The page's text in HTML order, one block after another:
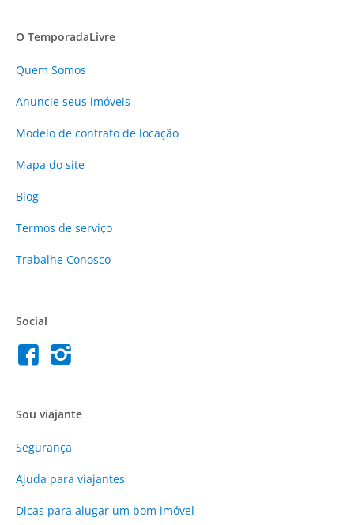
O TemporadaLivre
Quem Somos
Anuncie seus imóveis
Modelo de contrato de locação
Mapa do site
Blog
Termos de serviço
Trabalhe Conosco
Social
Sou viajante
Segurança
Ajuda para viajantes
Dicas para alugar um bom imóvel